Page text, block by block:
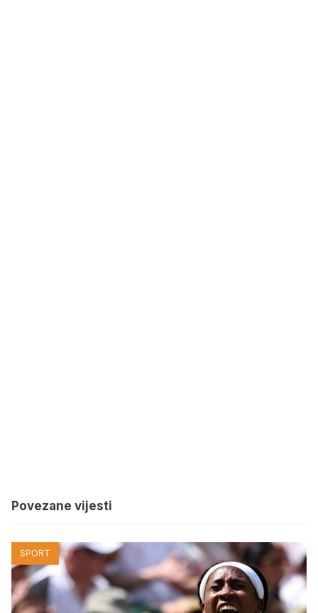
Povezane vijesti
SPORT